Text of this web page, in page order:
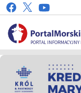
PORTAL